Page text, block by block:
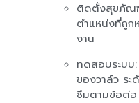
ติดตั้งสุขภัณฑ์
ตำแหน่งที่ถูก
งาน
ทดสอบระบบ
ของวาล์ว ระ
ซึมตามข้อต่อ